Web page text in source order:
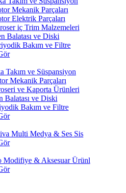
Mekanik Parçaları
Elektrik Parçaları
iç Trim Malzemeleri
Balatası ve Diski
Bakım ve Filtre
Takım ve Süspansiyon
Mekanik Parçaları
ve Kaporta Ürünleri
Balatası ve Diski
Bakım ve Filtre
Multi Medya & Ses Sis
Modifiye & Aksesuar Ürünl